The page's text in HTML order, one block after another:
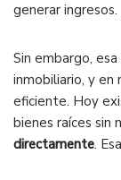
generar ingresos.
Sin embargo,
inmobiliario, y en
eficiente. Hoy
bienes raíces sin
directamente.